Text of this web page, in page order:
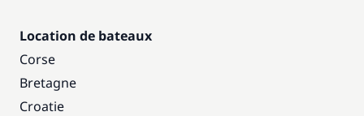
Location de bateaux
Corse
Bretagne
Croatie